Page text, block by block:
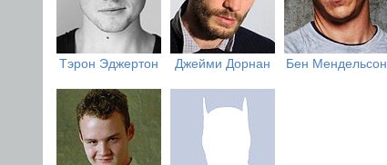
Тэрон Эджертон Джейми Дорнан Бен Мендельсон